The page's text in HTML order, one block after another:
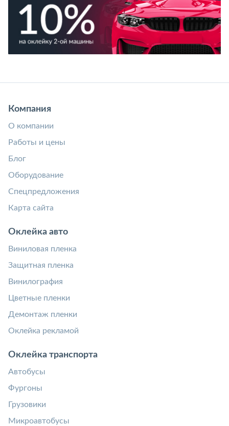
Компания
О компании
Работы и цены
Блог
Оборудование
Спецпредложения
Карта сайта
Оклейка авто
Виниловая пленка
Защитная пленка
Винилография
Цветные пленки
Демонтаж пленки
Оклейка рекламой
Оклейка транспорта
Автобусы
Фургоны
Грузовики
Микроавтобусы